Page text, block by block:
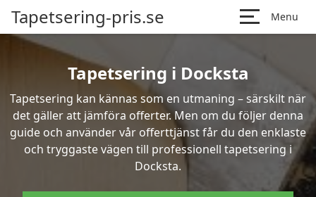
Tapetsering-pris.se Menu
Tapetsering i Docksta
Tapetsering kan kännas som en utmaning – särskilt när
det gäller att jämföra offerter. Men om du följer denna
guide och använder vår offerttjänst får du den enklaste
och tryggaste vägen till professionell tapetsering i
Docksta.